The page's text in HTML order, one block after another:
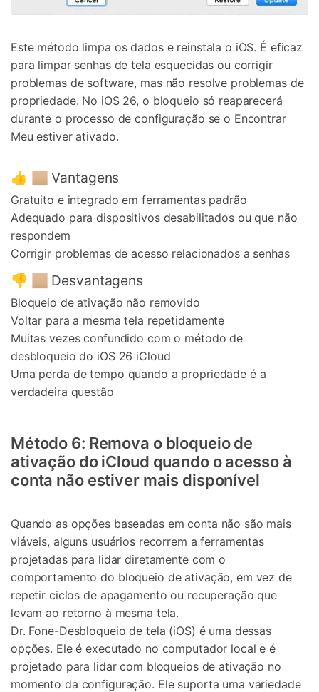
Este método limpa os dados e reinstala o iOS. É eficaz
para limpar senhas de tela esquecidas ou corrigir
problemas de software, mas não resolve problemas de
propriedade. No iOS 26, o bloqueio só reaparecerá
durante o processo de configuração se o Encontrar
Meu estiver ativado.
👍 🏼 Vantagens
Gratuito e integrado em ferramentas padrão
Adequado para dispositivos desabilitados ou que não
respondem
Corrigir problemas de acesso relacionados a senhas
👎 🏼 Desvantagens
Bloqueio de ativação não removido
Voltar para a mesma tela repetidamente
Muitas vezes confundido com o método de
desbloqueio do iOS 26 iCloud
Uma perda de tempo quando a propriedade é a
verdadeira questão
Método 6: Remova o bloqueio de
ativação do iCloud quando o acesso à
conta não estiver mais disponível
Quando as opções baseadas em conta não são mais
viáveis, alguns usuários recorrem a ferramentas
projetadas para lidar diretamente com o
comportamento do bloqueio de ativação, em vez de
repetir ciclos de apagamento ou recuperação que
levam ao retorno à mesma tela.
Dr. Fone-Desbloqueio de tela (iOS) é uma dessas
opções. Ele é executado no computador local e é
projetado para lidar com bloqueios de ativação no
momento da configuração. Ele suporta uma variedade